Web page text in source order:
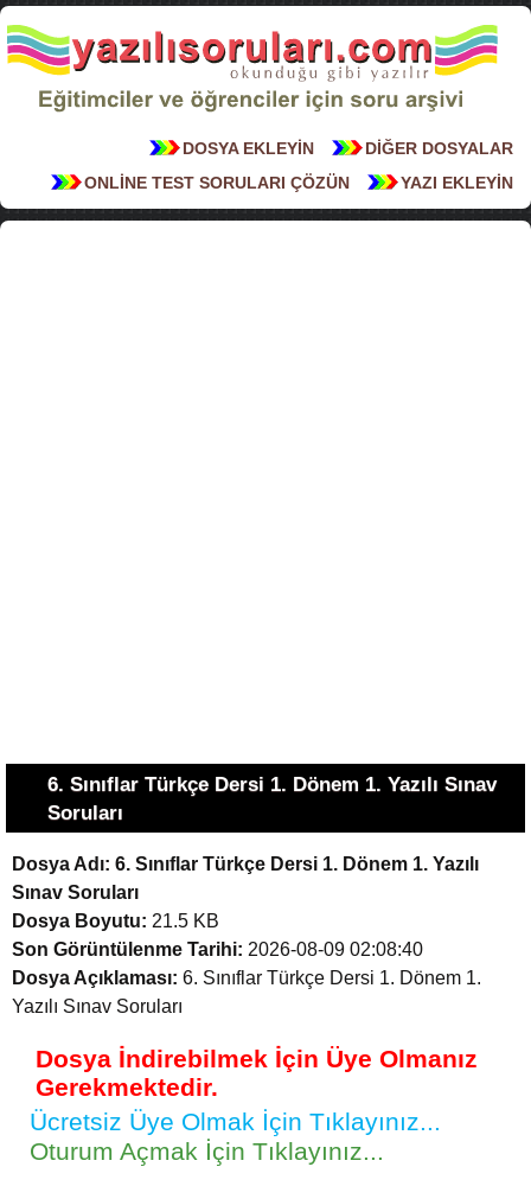
DİĞER DOSYALAR
DOSYA EKLEYİN
YAZI EKLEYİN
ONLİNE TEST SORULARI ÇÖZÜN
6. Sınıflar Türkçe Dersi 1. Dönem 1. Yazılı Sınav
Soruları
Dosya Adı: 6. Sınıflar Türkçe Dersi 1. Dönem 1. Yazılı
Sınav Soruları
Dosya Boyutu: 21.5 KB
Son Görüntülenme Tarihi: 2026-08-09 02:08:40
Dosya Açıklaması: 6. Sınıflar Türkçe Dersi 1. Dönem 1.
Yazılı Sınav Soruları
Dosya İndirebilmek İçin Üye Olmanız
Gerekmektedir.
Ücretsiz Üye Olmak İçin Tıklayınız...
Oturum Açmak İçin Tıklayınız...